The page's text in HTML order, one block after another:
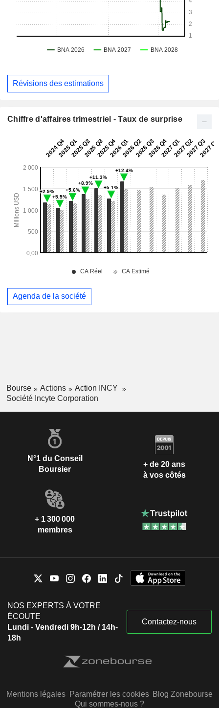
Révisions des estimations
Chiffre d'affaires trimestriel - Taux de surprise
Agenda de la société
Bourse Actions
Action INCY
Société Incyte Corporation
N°1 du Conseil
Boursier
+ de 20 ans
à vos côtés
+ 1 300 000
membres
NOS EXPERTS À VOTRE
ÉCOUTE
Lundi - Vendredi 9h-12h / 14h-
18h
Contactez-nous
Mentions légales Paramétrer les cookies Blog Zonebourse
Qui sommes-nous ?